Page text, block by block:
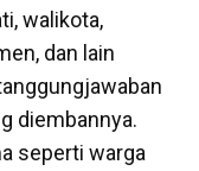
walikota,
dan lain
diembannya.
seperti warga